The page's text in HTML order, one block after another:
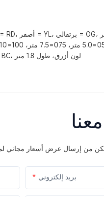
مثال: FS17104ABU-018 = سلك توصيل إيثرنت Cat6 F/UTP، موصل BC، لون أزرق، طول 1.8 متر
بريد إلكتروني